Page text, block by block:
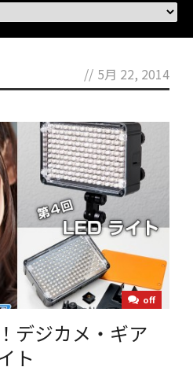
// 5月 22, 2014
off
デジカメ・ギア
ト